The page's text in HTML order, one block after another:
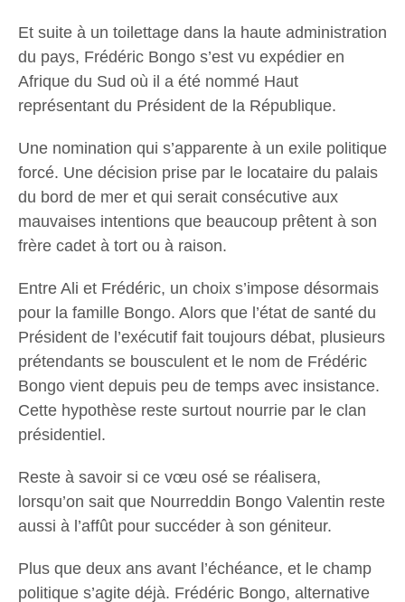
Et suite à un toilettage dans la haute administration
du pays, Frédéric Bongo s’est vu expédier en
Afrique du Sud où il a été nommé Haut
représentant du Président de la République.
Une nomination qui s’apparente à un exile politique
forcé. Une décision prise par le locataire du palais
du bord de mer et qui serait consécutive aux
mauvaises intentions que beaucoup prêtent à son
frère cadet à tort ou à raison.
Entre Ali et Frédéric, un choix s’impose désormais
pour la famille Bongo. Alors que l’état de santé du
Président de l’exécutif fait toujours débat, plusieurs
prétendants se bousculent et le nom de Frédéric
Bongo vient depuis peu de temps avec insistance.
Cette hypothèse reste surtout nourrie par le clan
présidentiel.
Reste à savoir si ce vœu osé se réalisera,
lorsqu’on sait que Nourreddin Bongo Valentin reste
aussi à l’affût pour succéder à son géniteur.
Plus que deux ans avant l’échéance, et le champ
politique s’agite déjà. Frédéric Bongo, alternative